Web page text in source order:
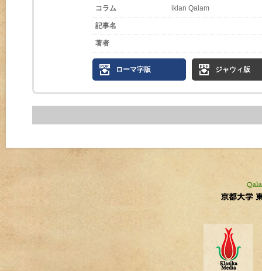
コラム iklan Qalam
記事名
著者
ローマ字版 ジャウィ版